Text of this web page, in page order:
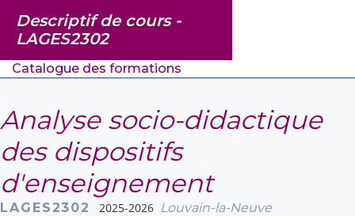
Descriptif de cours -
LAGES2302
Catalogue des formations
Analyse socio-didactique
des dispositifs
d'enseignement
LAGES2302 2025-2026 Louvain-la-Neuve